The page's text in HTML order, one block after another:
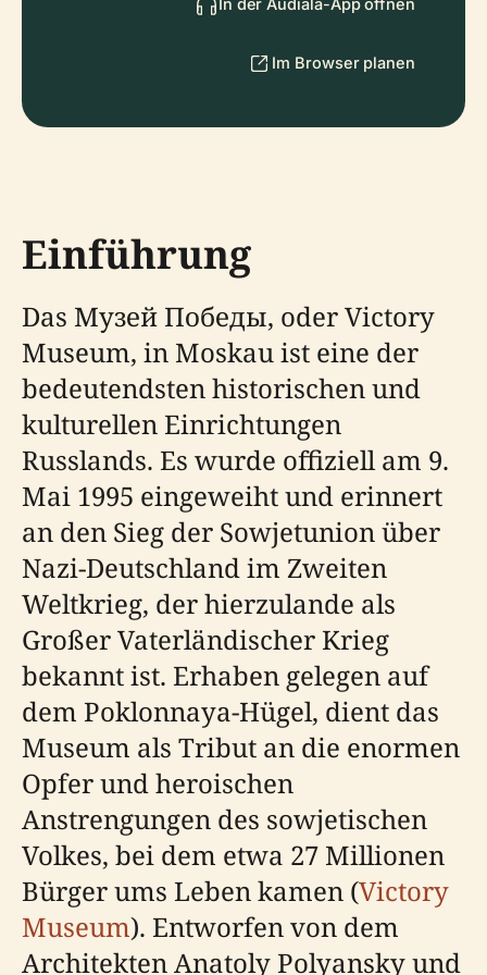
Im Browser planen
Einführung
Das Музей Победы, oder Victory
Museum, in Moskau ist eine der
bedeutendsten historischen und
kulturellen Einrichtungen
Russlands. Es wurde offiziell am 9.
Mai 1995 eingeweiht und erinnert
an den Sieg der Sowjetunion über
Nazi-Deutschland im Zweiten
Weltkrieg, der hierzulande als
Großer Vaterländischer Krieg
bekannt ist. Erhaben gelegen auf
dem Poklonnaya-Hügel, dient das
Museum als Tribut an die enormen
Opfer und heroischen
Anstrengungen des sowjetischen
Volkes, bei dem etwa 27 Millionen
Bürger ums Leben kamen (Victory
Museum). Entworfen von dem
Architekten Anatoly Polyansky und